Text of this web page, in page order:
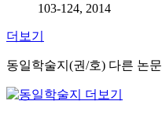
103-124, 2014
더보기
동일학술지(권/호) 다른 논문